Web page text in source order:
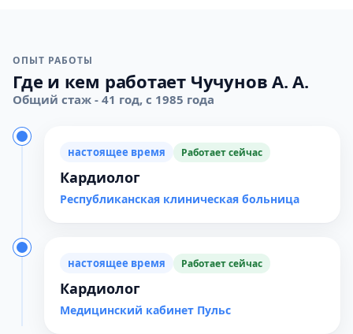
ОПЫТ РАБОТЫ
Где и кем работает Чучунов А. А.
Общий стаж - 41 год, с 1985 года
настоящее время Работает сейчас
Кардиолог
Республиканская клиническая больница
настоящее время Работает сейчас
Кардиолог
Медицинский кабинет Пульс